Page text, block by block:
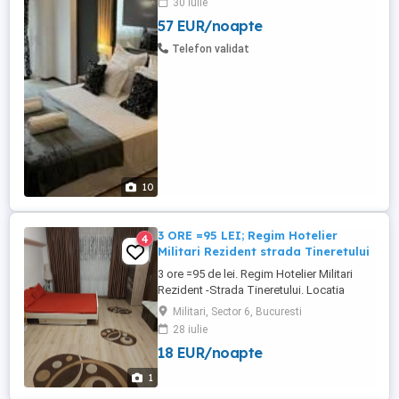
10
damasc tv led frigider fierbator ceai+apa
produse igiena papuci hotel etc Sepot
organiza seri speciale : Sampanie tort flori
30 iulie
57 EUR/noapte
Telefon validat
1
4
3 ORE =95 LEI; Regim Hotelier
Militari Rezident strada Tineretului
3 ore =95 de lei. Regim Hotelier Militari
Rezident -Strada Tineretului. Locatia
intimă curată,perfecta pentru tine si
perechea ta.Alege sa petrdci momente
frumoase alaturi de persoana iubita.
Militari, Sector 6, Bucuresti
28 iulie
18 EUR/noapte